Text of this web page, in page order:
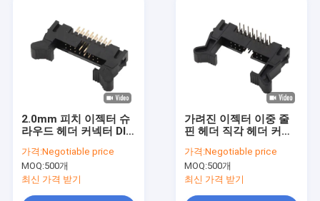
2.0mm 피치 이젝터 슈
라우드 헤더 커넥터 DIP
가격:Negotiable price
MOQ:500개
최신 가격 받기
가려진 이젝터 이중 줄
핀 헤더 직각 헤더 커넥
가격:Negotiable price
MOQ:500개
최신 가격 받기